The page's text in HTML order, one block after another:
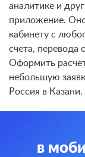
аналитике и
приложение.
кабинету с
счета, перевода
Оформить
небольшую
Россия в Казани.